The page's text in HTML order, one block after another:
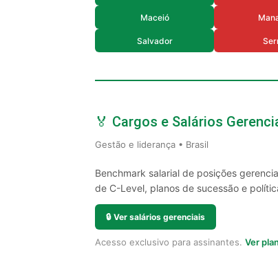
Maceió
Salvador
🏅 Cargos e Salários
Gestão e liderança • Brasil
Benchmark salarial de posições
de C-Level, planos de sucessão e
🔒 Ver salários gerenciais
Acesso exclusivo para assinantes. Ver